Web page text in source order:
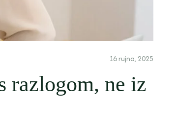
16 rujna, 2025
razlogom, ne iz